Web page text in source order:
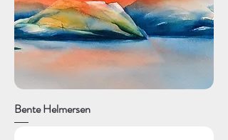
Bente Helmersen